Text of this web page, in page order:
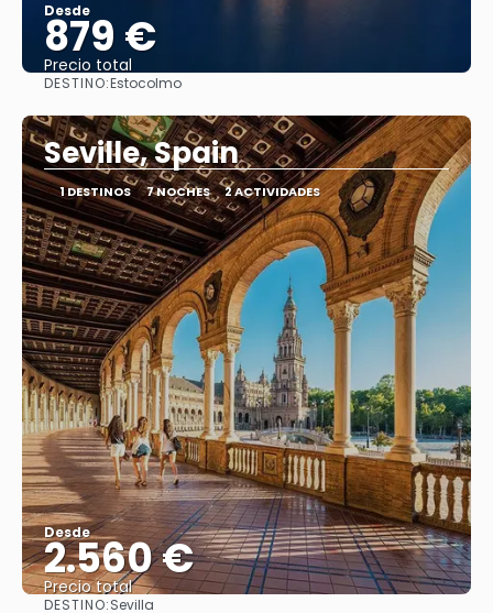
Desde
879 €
Precio total
DESTINO:Estocolmo
Seville, Spain
1 DESTINOS 7 NOCHES 2 ACTIVIDADES
Desde
2.560 €
Precio total
DESTINO:Sevilla